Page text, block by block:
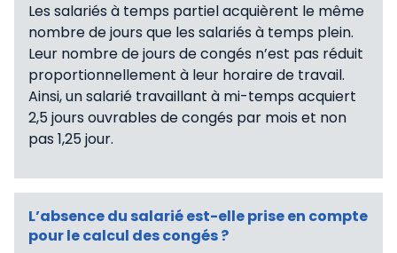
Les salariés à temps partiel acquièrent le même
nombre de jours que les salariés à temps plein.
Leur nombre de jours de congés n’est pas réduit
proportionnellement à leur horaire de travail.
Ainsi, un salarié travaillant à mi-temps acquiert
2,5 jours ouvrables de congés par mois et non
pas 1,25 jour.
L’absence du salarié est-elle prise en compte
pour le calcul des congés ?